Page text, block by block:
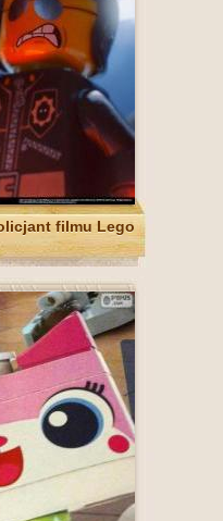
filmu Lego